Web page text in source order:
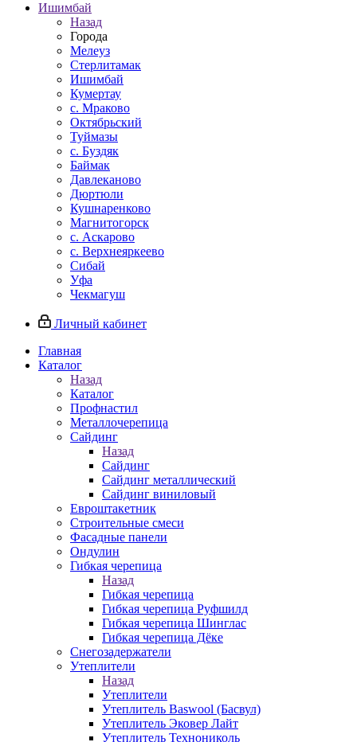
Ишимбай
Назад
Города
Мелеуз
Стерлитамак
Ишимбай
Кумертау
c. Мраково
Октябрьский
Туймазы
c. Буздяк
Баймак
Давлеканово
Дюртюли
Кушнаренково
Магнитогорск
с. Аскарово
с. Верхнеяркеево
Сибай
Уфа
Чекмагуш
Личный кабинет
Главная
Каталог
Назад
Каталог
Профнастил
Металлочерепица
Сайдинг
Назад
Сайдинг
Сайдинг металлический
Сайдинг виниловый
Евроштакетник
Строительные смеси
Фасадные панели
Ондулин
Гибкая черепица
Назад
Гибкая черепица
Гибкая черепица Руфшилд
Гибкая черепица Шинглас
Гибкая черепица Дёке
Снегозадержатели
Утеплители
Назад
Утеплители
Утеплитель Baswool (Басвул)
Утеплитель Эковер Лайт
Утеплитель Технониколь